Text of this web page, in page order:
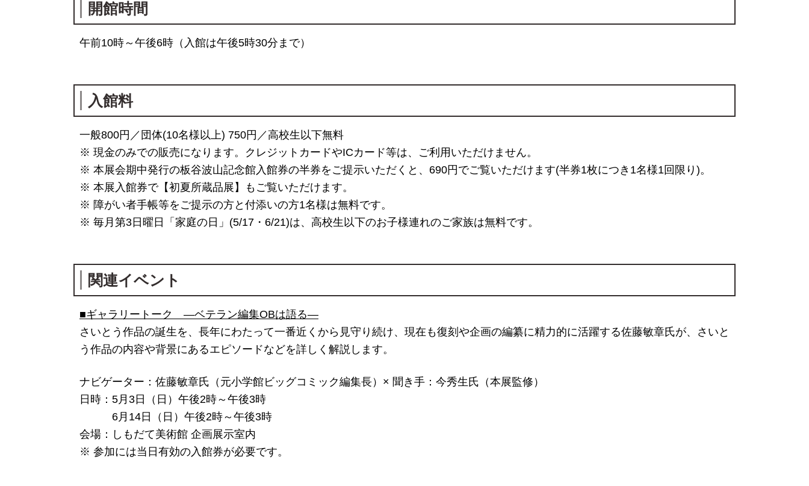
開館時間
午前10時～午後6時（入館は午後5時30分まで）
入館料
一般800円／団体(10名様以上) 750円／高校生以下無料
※ 現金のみでの販売になります。クレジットカードやICカード等は、ご利用いただけません。
※ 本展会期中発行の板谷波山記念館入館券の半券をご提示いただくと、690円でご覧いただけます(半券1枚につき1名様1回限り)。
※ 本展入館券で【初夏所蔵品展】もご覧いただけます。
※ 障がい者手帳等をご提示の方と付添いの方1名様は無料です。
※ 毎月第3日曜日「家庭の日」(5/17・6/21)は、高校生以下のお子様連れのご家族は無料です。
関連イベント
■ギャラリートーク ―ベテラン編集OBは語る―
さいとう作品の誕生を、長年にわたって一番近くから見守り続け、現在も復刻や企画の編纂に精力的に活躍する佐藤敏章氏が、さいと
う作品の内容や背景にあるエピソードなどを詳しく解説します。
ナビゲーター：佐藤敏章氏（元小学館ビッグコミック編集長）× 聞き手：今秀生氏（本展監修）
日時：5月3日（日）午後2時～午後3時
6月14日（日）午後2時～午後3時
会場：しもだて美術館 企画展示室内
※ 参加には当日有効の入館券が必要です。